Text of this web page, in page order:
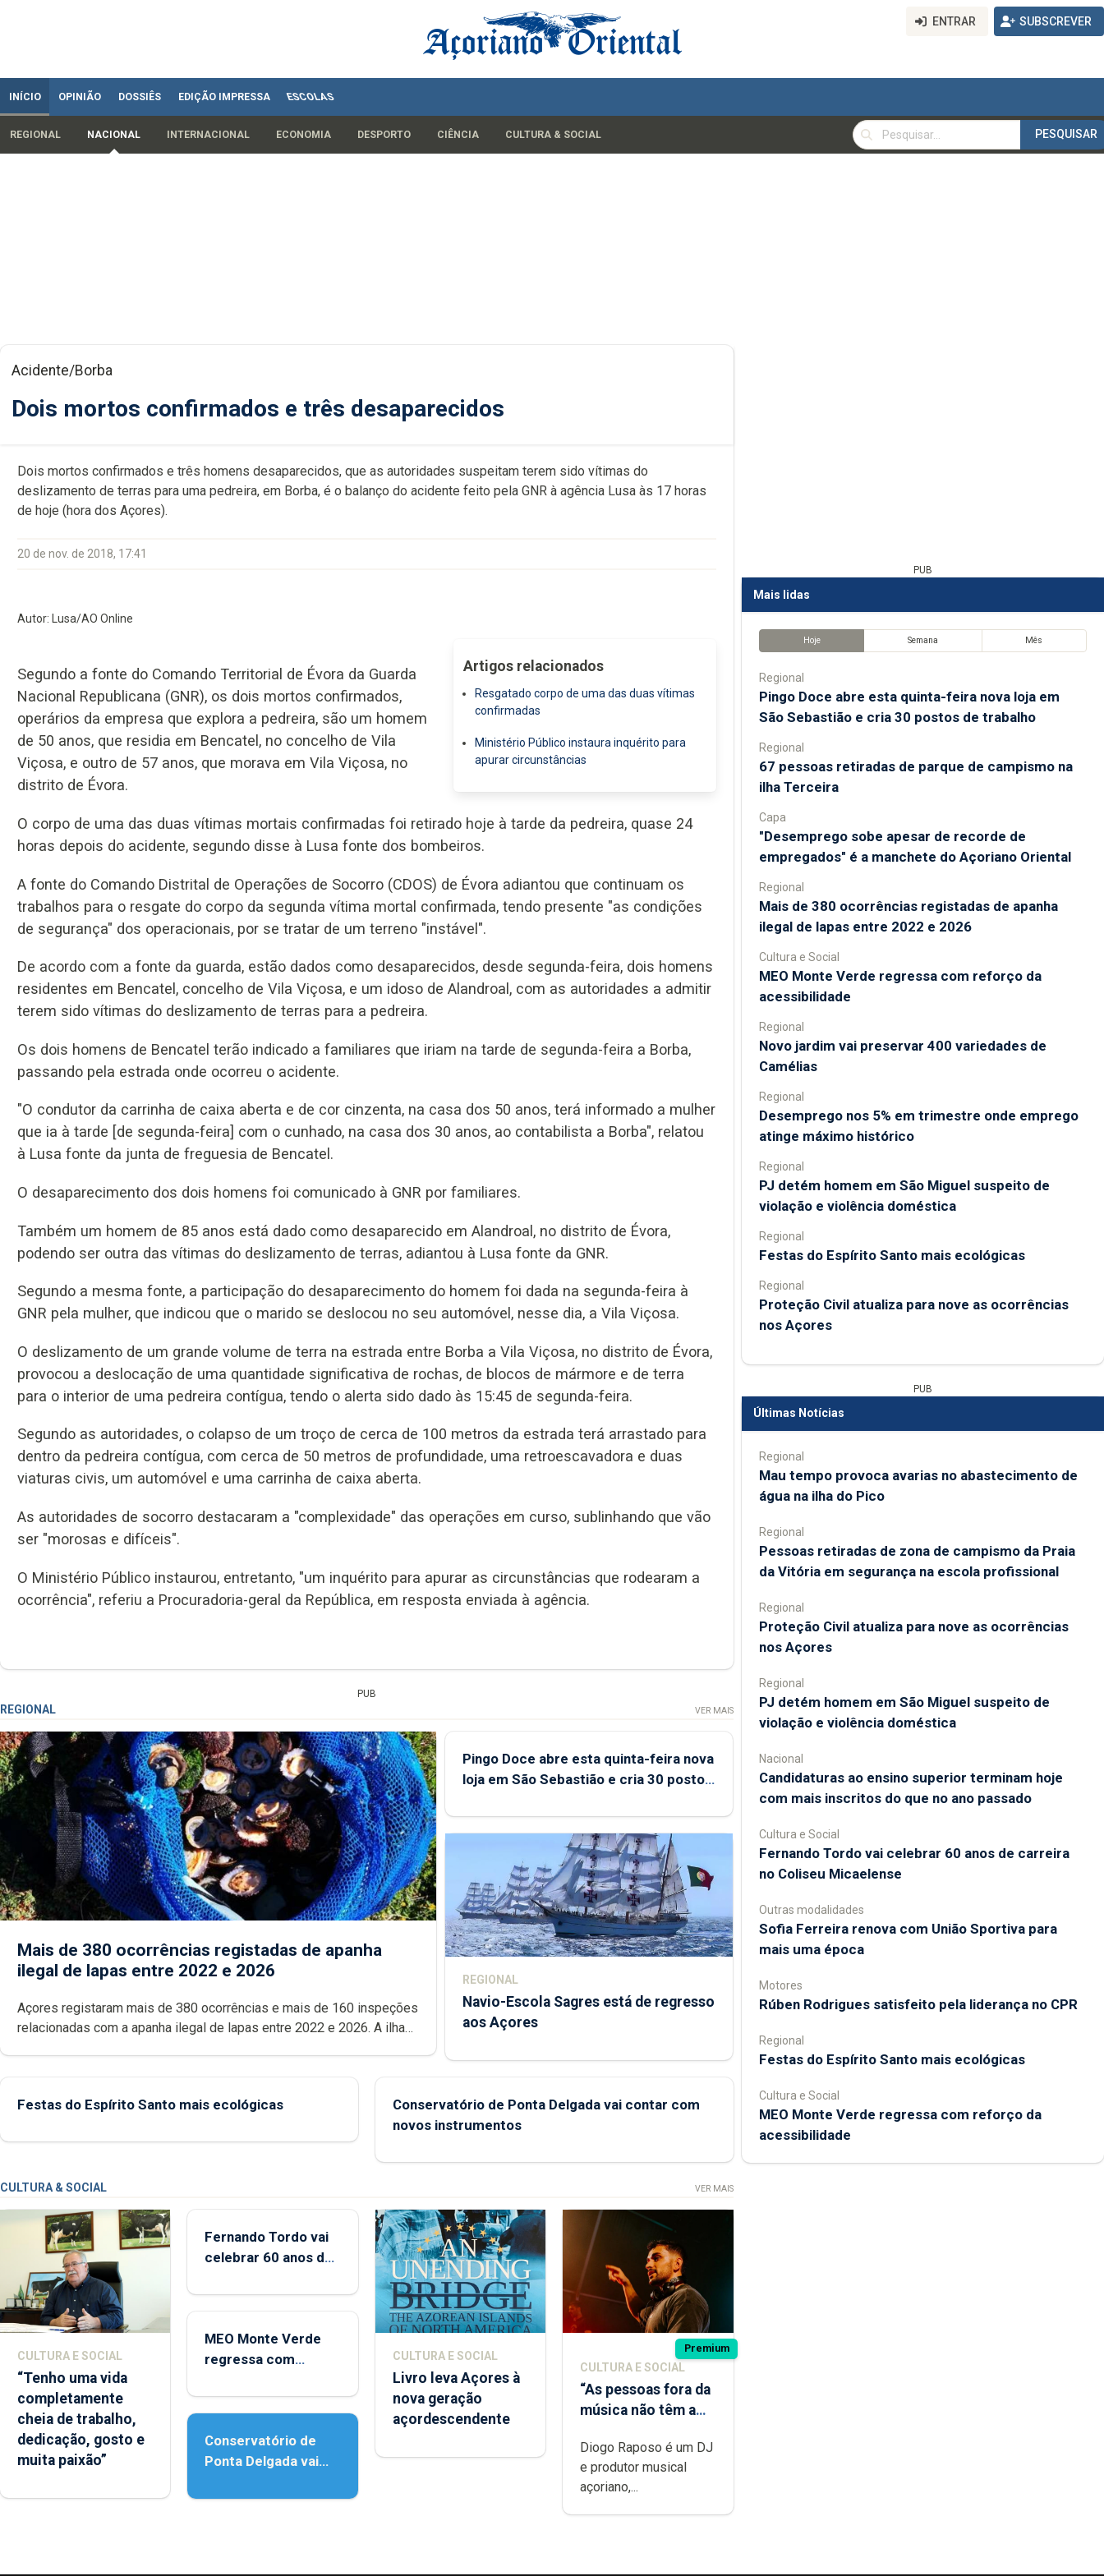
ENTRAR SUBSCREVER
INÍCIO OPINIÃO DOSSIÊS EDIÇÃO IMPRESSA ESCOLAS
REGIONAL NACIONAL INTERNACIONAL ECONOMIA DESPORTO CIÊNCIA CULTURA & SOCIAL
PESQUISAR
PESQUISAR
Acidente/Borba
Dois mortos confirmados e três desaparecidos
Dois mortos confirmados e três homens desaparecidos, que as autoridades suspeitam terem sido vítimas do
deslizamento de terras para uma pedreira, em Borba, é o balanço do acidente feito pela GNR à agência Lusa às 17 horas
de hoje (hora dos Açores).
20 de nov. de 2018, 17:41
Autor: Lusa/AO Online
Artigos relacionados
Resgatado corpo de uma das duas vítimas
confirmadas
Ministério Público instaura inquérito para
apurar circunstâncias
Segundo a fonte do Comando Territorial de Évora da Guarda
Nacional Republicana (GNR), os dois mortos confirmados,
operários da empresa que explora a pedreira, são um homem
de 50 anos, que residia em Bencatel, no concelho de Vila
Viçosa, e outro de 57 anos, que morava em Vila Viçosa, no
distrito de Évora.
O corpo de uma das duas vítimas mortais confirmadas foi retirado hoje à tarde da pedreira, quase 24
horas depois do acidente, segundo disse à Lusa fonte dos bombeiros.
A fonte do Comando Distrital de Operações de Socorro (CDOS) de Évora adiantou que continuam os
trabalhos para o resgate do corpo da segunda vítima mortal confirmada, tendo presente "as condições
de segurança" dos operacionais, por se tratar de um terreno "instável".
De acordo com a fonte da guarda, estão dados como desaparecidos, desde segunda-feira, dois homens
residentes em Bencatel, concelho de Vila Viçosa, e um idoso de Alandroal, com as autoridades a admitir
terem sido vítimas do deslizamento de terras para a pedreira.
Os dois homens de Bencatel terão indicado a familiares que iriam na tarde de segunda-feira a Borba,
passando pela estrada onde ocorreu o acidente.
"O condutor da carrinha de caixa aberta e de cor cinzenta, na casa dos 50 anos, terá informado a mulher
que ia à tarde [de segunda-feira] com o cunhado, na casa dos 30 anos, ao contabilista a Borba", relatou
à Lusa fonte da junta de freguesia de Bencatel.
O desaparecimento dos dois homens foi comunicado à GNR por familiares.
Também um homem de 85 anos está dado como desaparecido em Alandroal, no distrito de Évora,
podendo ser outra das vítimas do deslizamento de terras, adiantou à Lusa fonte da GNR.
Segundo a mesma fonte, a participação do desaparecimento do homem foi dada na segunda-feira à
GNR pela mulher, que indicou que o marido se deslocou no seu automóvel, nesse dia, a Vila Viçosa.
O deslizamento de um grande volume de terra na estrada entre Borba a Vila Viçosa, no distrito de Évora,
provocou a deslocação de uma quantidade significativa de rochas, de blocos de mármore e de terra
para o interior de uma pedreira contígua, tendo o alerta sido dado às 15:45 de segunda-feira.
Segundo as autoridades, o colapso de um troço de cerca de 100 metros da estrada terá arrastado para
dentro da pedreira contígua, com cerca de 50 metros de profundidade, uma retroescavadora e duas
viaturas civis, um automóvel e uma carrinha de caixa aberta.
As autoridades de socorro destacaram a "complexidade" das operações em curso, sublinhando que vão
ser "morosas e difíceis".
O Ministério Público instaurou, entretanto, "um inquérito para apurar as circunstâncias que rodearam a
ocorrência", referiu a Procuradoria-geral da República, em resposta enviada à agência.
PUB
REGIONAL VER MAIS
Mais de 380 ocorrências registadas de apanha
ilegal de lapas entre 2022 e 2026
Açores registaram mais de 380 ocorrências e mais de 160 inspeções
relacionadas com a apanha ilegal de lapas entre 2022 e 2026. A ilha
Pingo Doce abre esta quinta-feira nova
loja em São Sebastião e cria 30 postos
REGIONAL
Navio-Escola Sagres está de regresso
aos Açores
Festas do Espírito Santo mais ecológicas
Conservatório de Ponta Delgada vai contar com
novos instrumentos
CULTURA & SOCIAL VER MAIS
CULTURA E SOCIAL
“Tenho uma vida
completamente
cheia de trabalho,
dedicação, gosto e
muita paixão”
Fernando Tordo vai
celebrar 60 anos de
Micaelense
MEO Monte Verde
regressa com
acessibilidade
Conservatório de
Ponta Delgada vai
instrumentos
CULTURA E SOCIAL
Livro leva Açores à
nova geração
açordescendente
Premium
CULTURA E SOCIAL
“As pessoas fora da
música não têm a
difícil é produzir
uma música”
Diogo Raposo é um DJ
e produtor musical
açoriano,...
PUB
Mais lidas
Hoje Semana Mês
Regional
Pingo Doce abre esta quinta-feira nova loja em
São Sebastião e cria 30 postos de trabalho
Regional
67 pessoas retiradas de parque de campismo na
ilha Terceira
Capa
"Desemprego sobe apesar de recorde de
empregados" é a manchete do Açoriano Oriental
Regional
Mais de 380 ocorrências registadas de apanha
ilegal de lapas entre 2022 e 2026
Cultura e Social
MEO Monte Verde regressa com reforço da
acessibilidade
Regional
Novo jardim vai preservar 400 variedades de
Camélias
Regional
Desemprego nos 5% em trimestre onde emprego
atinge máximo histórico
Regional
PJ detém homem em São Miguel suspeito de
violação e violência doméstica
Regional
Festas do Espírito Santo mais ecológicas
Regional
Proteção Civil atualiza para nove as ocorrências
nos Açores
PUB
Últimas Notícias
Regional
Mau tempo provoca avarias no abastecimento de
água na ilha do Pico
Regional
Pessoas retiradas de zona de campismo da Praia
da Vitória em segurança na escola profissional
Regional
Proteção Civil atualiza para nove as ocorrências
nos Açores
Regional
PJ detém homem em São Miguel suspeito de
violação e violência doméstica
Nacional
Candidaturas ao ensino superior terminam hoje
com mais inscritos do que no ano passado
Cultura e Social
Fernando Tordo vai celebrar 60 anos de carreira
no Coliseu Micaelense
Outras modalidades
Sofia Ferreira renova com União Sportiva para
mais uma época
Motores
Rúben Rodrigues satisfeito pela liderança no CPR
Regional
Festas do Espírito Santo mais ecológicas
Cultura e Social
MEO Monte Verde regressa com reforço da
acessibilidade